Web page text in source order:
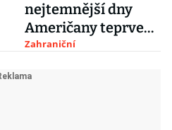
nejtemnější dny
Američany teprve
čekají
Zahraniční